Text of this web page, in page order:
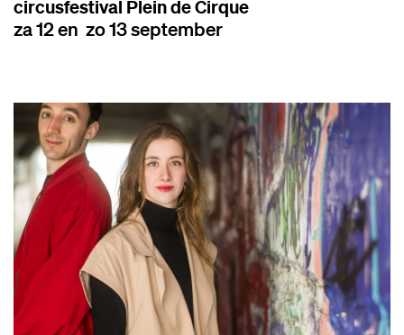
circusfestival Plein de Cirque
za 12 en zo 13 september